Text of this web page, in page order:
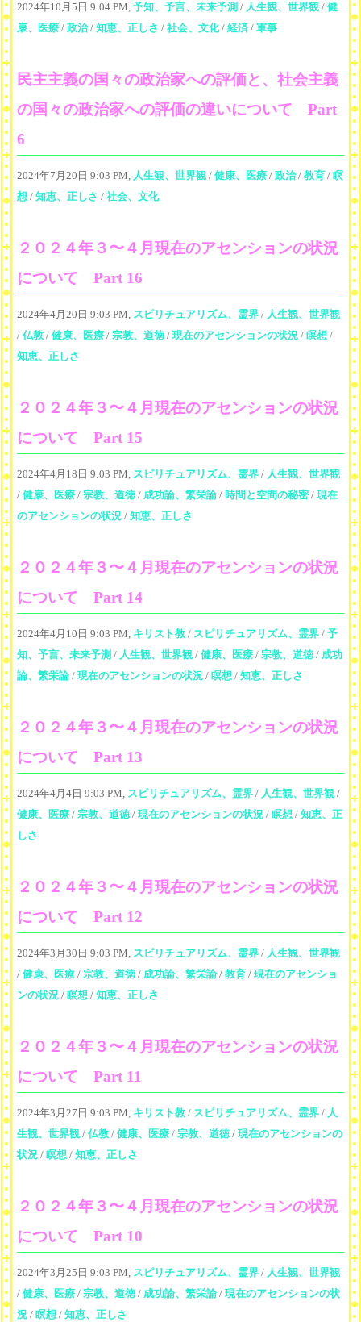
2024年10月5日 9:04 PM, 予知、予言、未来予測 / 人生観、世界観 / 健
康、医療 / 政治/ 知恵、正しさ / 社会、文化/ 経済 / 軍事
民主主義の国々の政治家への評価と、社会主義
の国々の政治家への評価の違いについて Part
6
2024年7月20日 9:03 PM, 人生観、世界観 / 健康、医療 / 政治/ 教育 / 瞑
想 / 知恵、正しさ / 社会、文化
２０２４年３〜４月現在のアセンションの状況
について Part 16
2024年4月20日 9:03 PM, スピリチュアリズム、霊界 / 人生観、世界観
/ 仏教 / 健康、医療 / 宗教、道徳/ 現在のアセンションの状況 / 瞑想 /
知恵、正しさ
２０２４年３〜４月現在のアセンションの状況
について Part 15
2024年4月18日 9:03 PM, スピリチュアリズム、霊界 / 人生観、世界観
/ 健康、医療 / 宗教、道徳/ 成功論、繁栄論 / 時間と空間の秘密/ 現在
のアセンションの状況 / 知恵、正しさ
２０２４年３〜４月現在のアセンションの状況
について Part 14
2024年4月10日 9:03 PM, キリスト教 / スピリチュアリズム、霊界 / 予
知、予言、未来予測 / 人生観、世界観 / 健康、医療 / 宗教、道徳/ 成功
論、繁栄論 / 現在のアセンションの状況 / 瞑想 / 知恵、正しさ
２０２４年３〜４月現在のアセンションの状況
について Part 13
2024年4月4日 9:03 PM, スピリチュアリズム、霊界 / 人生観、世界観 /
健康、医療 / 宗教、道徳/ 現在のアセンションの状況 / 瞑想 / 知恵、正
しさ
２０２４年３〜４月現在のアセンションの状況
について Part 12
2024年3月30日 9:03 PM, スピリチュアリズム、霊界 / 人生観、世界観
/ 健康、医療 / 宗教、道徳/ 成功論、繁栄論 / 教育 / 現在のアセンショ
ンの状況 / 瞑想 / 知恵、正しさ
２０２４年３〜４月現在のアセンションの状況
について Part 11
2024年3月27日 9:03 PM, キリスト教 / スピリチュアリズム、霊界 / 人
生観、世界観 / 仏教 / 健康、医療 / 宗教、道徳/ 現在のアセンションの
状況 / 瞑想 / 知恵、正しさ
２０２４年３〜４月現在のアセンションの状況
について Part 10
2024年3月25日 9:03 PM, スピリチュアリズム、霊界 / 人生観、世界観
/ 健康、医療 / 宗教、道徳/ 成功論、繁栄論 / 現在のアセンションの状
況 / 瞑想 / 知恵、正しさ